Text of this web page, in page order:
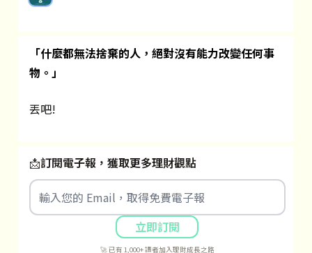
「什麼都無法捨棄的人，絕對沒有能力改變任何事
物。」
丟吧!
📩訂閱電子報，獲取更多理財觀點
立即訂閱
🚀 已有 1,000+ 讀者加入理財成長之路